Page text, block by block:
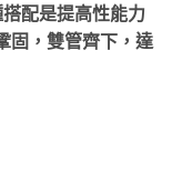
配是提高性能力
固，雙管齊下，達